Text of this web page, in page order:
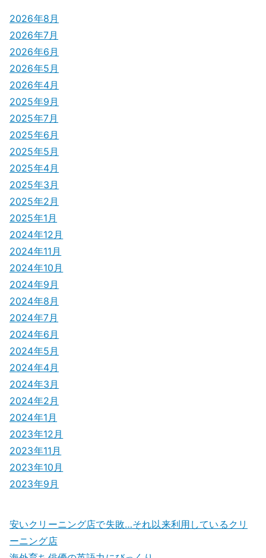
ビ
ゲ
ー
シ
ョ
ン
2026年8月
2026年7月
2026年6月
2026年5月
2026年4月
2025年9月
2025年7月
2025年6月
2025年5月
2025年4月
2025年3月
2025年2月
2025年1月
2024年12月
2024年11月
2024年10月
2024年9月
2024年8月
2024年7月
2024年6月
2024年5月
2024年4月
2024年3月
2024年2月
2024年1月
2023年12月
2023年11月
2023年10月
2023年9月
安いクリーニング店で失敗…それ以来利用しているクリ
ーニング店